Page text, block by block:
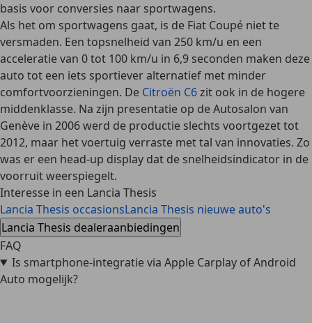
basis voor conversies naar sportwagens.
Als het om sportwagens gaat, is de Fiat Coupé niet te
versmaden. Een topsnelheid van 250 km/u en een
acceleratie van 0 tot 100 km/u in 6,9 seconden maken deze
auto tot een iets sportiever alternatief met minder
comfortvoorzieningen. De Citroën C6zit ook in de hogere
middenklasse. Na zijn presentatie op de Autosalon van
Genève in 2006 werd de productie slechts voortgezet tot
2012, maar het voertuig verraste met tal van innovaties. Zo
was er een head-up display dat de snelheidsindicator in de
voorruit weerspiegelt.
Interesse in een Lancia Thesis
Lancia Thesis occasionsLancia Thesis nieuwe auto's
Lancia Thesis dealeraanbiedingen
FAQ
Is smartphone-integratie via Apple Carplay of Android
Auto mogelijk?